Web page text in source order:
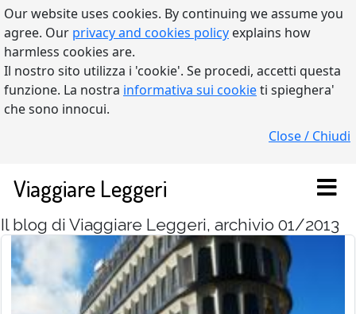
Our website uses cookies. By continuing we assume you
agree. Our privacy and cookies policy explains how
harmless cookies are.
Il nostro sito utilizza i 'cookie'. Se procedi, accetti questa
funzione. La nostra informativa sui cookieti spieghera'
che sono innocui.
Close / Chiudi
Viaggiare Leggeri
Il blog di Viaggiare Leggeri, archivio 01/2013